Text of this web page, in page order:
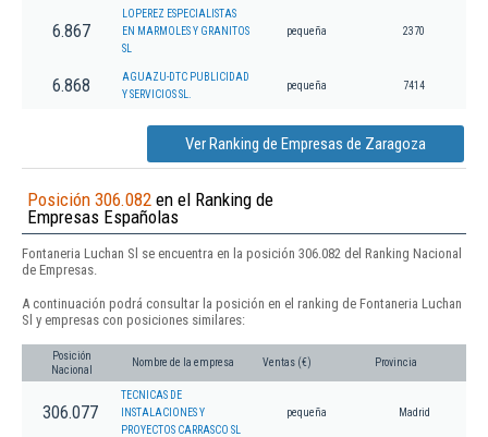
6.867
LOPEREZ ESPECIALISTAS
EN MARMOLES Y GRANITOS
SL
pequeña 2370
6.868
AGUAZU-DTC PUBLICIDAD
Y SERVICIOS SL.
pequeña 7414
Ver Ranking de Empresas de Zaragoza
Posición 306.082 en el Ranking de
Empresas Españolas
Fontaneria Luchan Sl se encuentra en la posición 306.082 del Ranking Nacional
de Empresas.
A continuación podrá consultar la posición en el ranking de Fontaneria Luchan
Sl y empresas con posiciones similares:
Posición
Nacional
Nombre de la empresa Ventas (€) Provincia
306.077
TECNICAS DE
INSTALACIONES Y
PROYECTOS CARRASCO SL
pequeña Madrid